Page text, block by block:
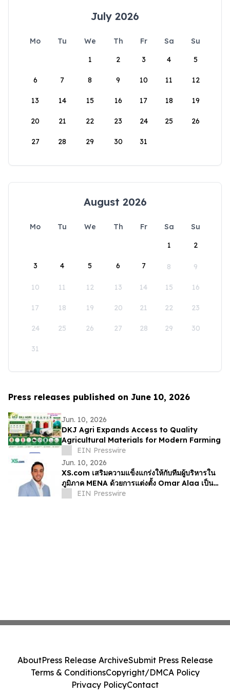
July 2026
Mo Tu We Th Fr Sa
Su
1
2 3 4 5
6 7 8 9 10 11 12
13 14 15 16 17 18 19
20 21 22 23 24 25 26
27 28 29 30 31
August 2026
Mo Tu We Th Fr Sa
Su
1
2
3 4 5 6 7 8 9
10 11 12 13 14 15 16
17 18 19 20 21 22 23
24 25 26 27 28 29 30
31
Press releases published on June 10, 2026
Jun. 10, 2026
DKJ Agri Expands Access to Quality
Agricultural Materials for Modern Farming
EIN Presswire
Jun. 10, 2026
XS.com เสริมความแข็งแกร่งให้กับทีมผู้บริหารใน
ภูมิภาค MENA ด้วยการแต่งตั้ง Omar Alaa เป็นผู้
อำนวยการฝ่ายการตลาด
EIN Presswire
AboutPress Release ArchiveSubmit Press Release
Terms & ConditionsCopyright/DMCA Policy
Privacy PolicyContact